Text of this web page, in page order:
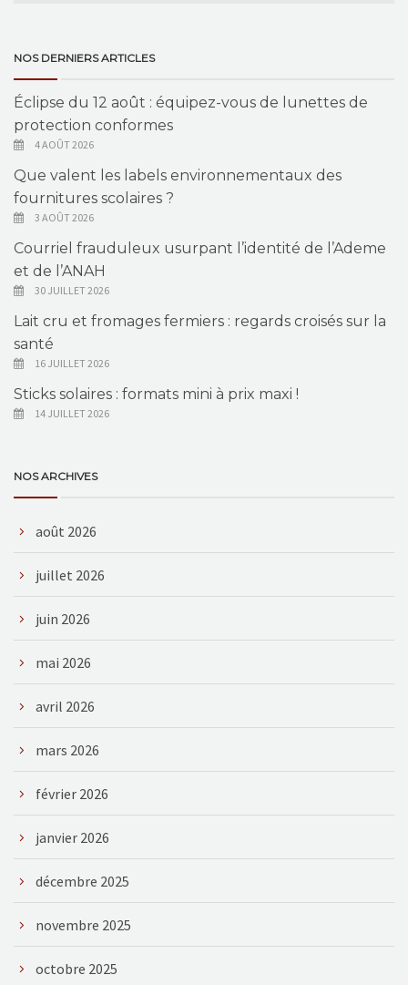
NOS DERNIERS ARTICLES
Éclipse du 12 août : équipez-vous de lunettes de
protection conformes
4 AOÛT 2026
Que valent les labels environnementaux des
fournitures scolaires ?
3 AOÛT 2026
Courriel frauduleux usurpant l’identité de l’Ademe
et de l’ANAH
30 JUILLET 2026
Lait cru et fromages fermiers : regards croisés sur la
santé
16 JUILLET 2026
Sticks solaires : formats mini à prix maxi !
14 JUILLET 2026
NOS ARCHIVES
août 2026
juillet 2026
juin 2026
mai 2026
avril 2026
mars 2026
février 2026
janvier 2026
décembre 2025
novembre 2025
octobre 2025